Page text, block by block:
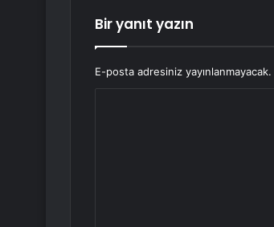
Bir yanıt yazın
E-posta adresiniz yayınlanmayacak.